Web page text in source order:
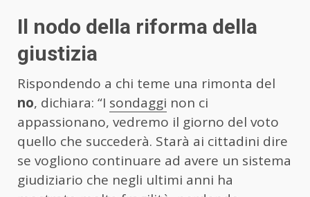
Il nodo della riforma della
giustizia
Rispondendo a chi teme una rimonta del
no, dichiara: “I sondaggi non ci
appassionano, vedremo il giorno del voto
quello che succederà. Starà ai cittadini dire
se vogliono continuare ad avere un sistema
giudiziario che negli ultimi anni ha